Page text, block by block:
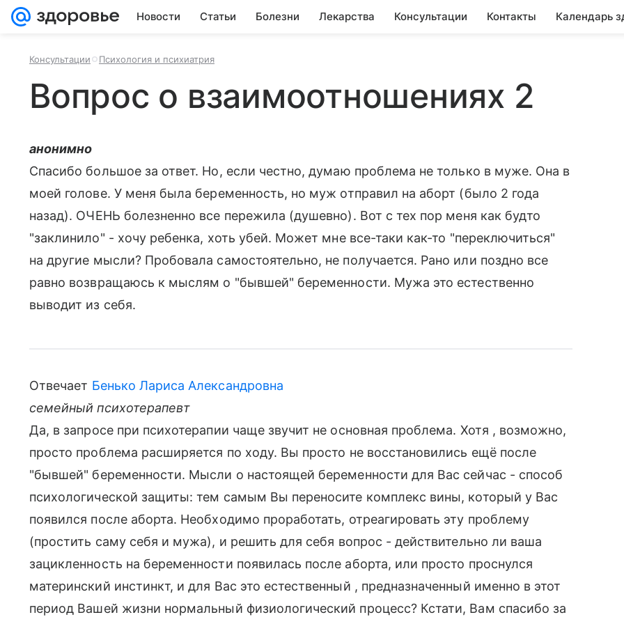
Новости Статьи Болезни Лекарства Консультации Контакты Календарь
Консультации Психология и психиатрия
Вопрос о взаимоотношениях 2
анонимно
Спасибо большое за ответ. Но, если честно, думаю проблема не только в муже. Она в
моей голове. У меня была беременность, но муж отправил на аборт (было 2 года
назад). ОЧЕНЬ болезненно все пережила (душевно). Вот с тех пор меня как будто
"заклинило" - хочу ребенка, хоть убей. Может мне все-таки как-то "переключиться"
на другие мысли? Пробовала самостоятельно, не получается. Рано или поздно все
равно возвращаюсь к мыслям о "бывшей" беременности. Мужа это естественно
выводит из себя.
Отвечает Бенько Лариса Александровна
семейный психотерапевт
Да, в запросе при психотерапии чаще звучит не основная проблема. Хотя , возможно,
просто проблема расширяется по ходу. Вы просто не восстановились ещё после
"бывшей" беременности. Мысли о настоящей беременности для Вас сейчас - способ
психологической защиты: тем самым Вы переносите комплекс вины, который у Вас
появился после аборта. Необходимо проработать, отреагировать эту проблему
(простить саму себя и мужа), и решить для себя вопрос - действительно ли ваша
зацикленность на беременности появилась после аборта, или просто проснулся
материнский инстинкт, и для Вас это естественный , предназначенный именно в этот
период Вашей жизни нормальный физиологический процесс? Кстати, Вам спасибо за